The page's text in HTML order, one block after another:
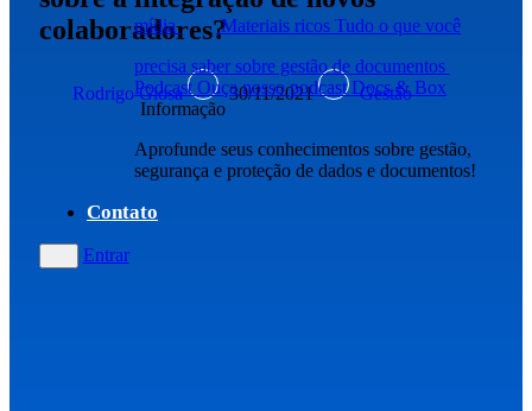
mídia
Materiais ricos Tudo o que você
precisa saber sobre gestão de documentos
Podcast Ouça nosso podcast Docs & Box
Informação
Aprofunde seus conhecimentos sobre gestão,
segurança e proteção de dados e documentos!
Contato
Entrar
colaboradores?
Rodrigo Giosa 30/11/2021 Gestão